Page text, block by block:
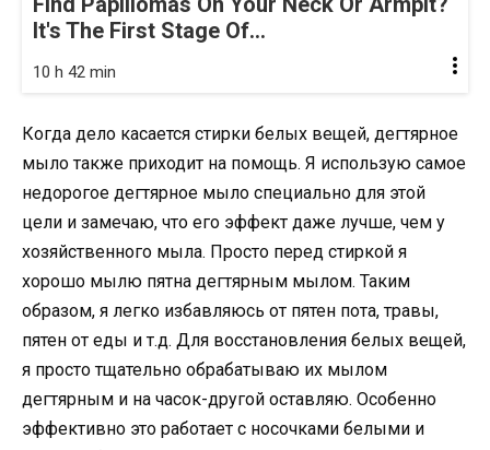
It's The First Stage Of...
10 h 42 min
Когда дело касается стирки белых вещей, дегтярное
мыло также приходит на помощь. Я использую самое
недорогое дегтярное мыло специально для этой
цели и замечаю, что его эффект даже лучше, чем у
хозяйственного мыла. Просто перед стиркой я
хорошо мылю пятна дегтярным мылом. Таким
образом, я легко избавляюсь от пятен пота, травы,
пятен от еды и т.д. Для восстановления белых вещей,
я просто тщательно обрабатываю их мылом
дегтярным и на часок-другой оставляю. Особенно
эффективно это работает с носочками белыми и